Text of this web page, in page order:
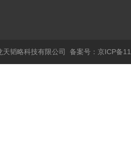
韬略科技有限公司 备案号：京ICP备